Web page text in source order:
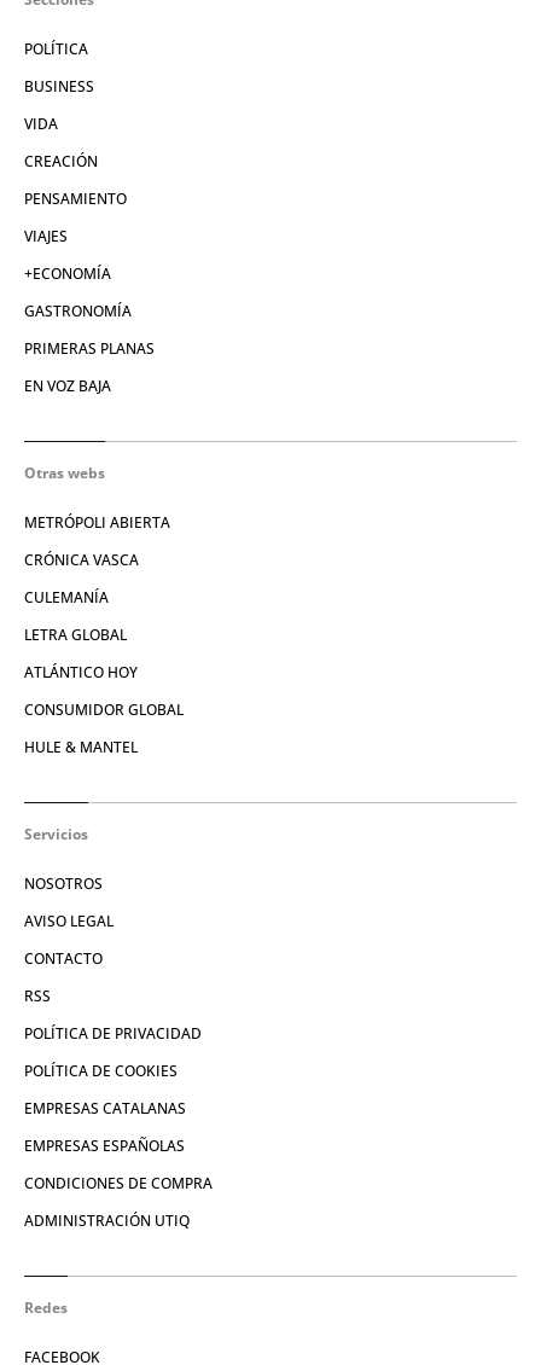
POLÍTICA
BUSINESS
VIDA
CREACIÓN
PENSAMIENTO
VIAJES
+ECONOMÍA
GASTRONOMÍA
PRIMERAS PLANAS
EN VOZ BAJA
Otras webs
METRÓPOLI ABIERTA
CRÓNICA VASCA
CULEMANÍA
LETRA GLOBAL
ATLÁNTICO HOY
CONSUMIDOR GLOBAL
HULE & MANTEL
Servicios
NOSOTROS
AVISO LEGAL
CONTACTO
RSS
POLÍTICA DE PRIVACIDAD
POLÍTICA DE COOKIES
EMPRESAS CATALANAS
EMPRESAS ESPAÑOLAS
CONDICIONES DE COMPRA
ADMINISTRACIÓN UTIQ
Redes
FACEBOOK